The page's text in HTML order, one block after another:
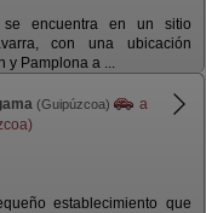
encuentra en un sitio
con una ubicación
y Pamplona a ...
(Guipúzcoa)
a
establecimiento que